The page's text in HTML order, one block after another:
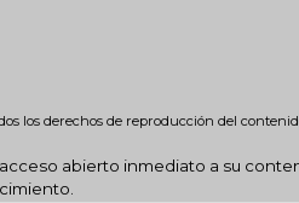
los derechos de reproducción del
abierto inmediato a su